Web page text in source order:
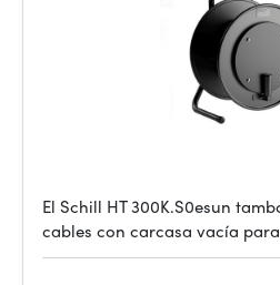
El Schill HT 300K.S0esun
cables con carcasa vacía